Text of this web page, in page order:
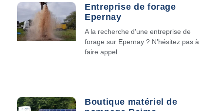
Entreprise de forage
Epernay
A la recherche d’une entreprise de
forage sur Epernay ? N’hésitez pas à
faire appel
Boutique matériel de